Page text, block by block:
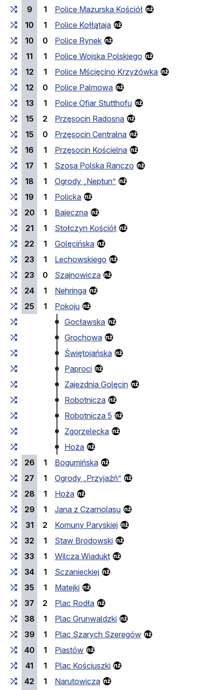
9 1
Police Mazurska Kościół
10
1
Police Kołłątaja
10
0
Police Rynek
11
1
Police Wojska Polskiego
12
1
Police Mścięcino Krzyżówka
12
0
Police Palmowa
13
1
Police Ofiar Stutthofu
15
2
Przęsocin Radosna
15
0
Przęsocin Centralna
16
1
Przęsocin Kościelna
17
1
Szosa Polska Ranczo
18
1
Ogrody „Neptun”
19
1
Policka
20
1
Bajeczna
21
1
Stołczyn Kościół
22
1
Golęcińska
23
1
Lechowskiego
23
0
Szajnowicza
24
1
Nehringa
25
1
Pokoju
Gocławska
Grochowa
Świętojańska
Paproci
Zajezdnia Golęcin
Robotnicza
Robotnicza 5
Zgorzelecka
Hoża
26
1
Bogumińska
27
1
Ogrody „Przyjaźń”
28
1
Hoża
29
1
Jana z Czarnolasu
31
2
Komuny Paryskiej
32
1
Staw Brodowski
33
1
Wilcza Wiadukt
34
1
Sczanieckiej
35
1
Matejki
37
2
Plac Rodła
38
1
Plac Grunwaldzki
39
1
Plac Szarych Szeregów
40
1
Piastów
41
1
Plac Kościuszki
42
1
Narutowicza